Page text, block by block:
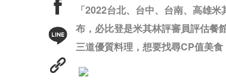
「2022台北、台中、台南、高雄
布，必比登是米其林評審員評估餐
三道優質料理，想要找尋CP值美食